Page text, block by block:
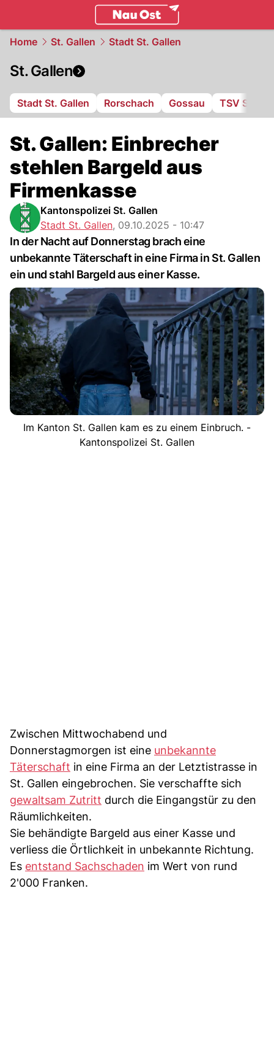
Home St. Gallen Stadt St. Gallen
St. Gallen
Stadt St. Gallen Rorschach Gossau TSV St.
St. Gallen: Einbrecher
stehlen Bargeld aus
Firmenkasse
Kantonspolizei St. Gallen
Stadt St. Gallen, 09.10.2025 - 10:47
In der Nacht auf Donnerstag brach eine
unbekannte Täterschaft in eine Firma in St. Gallen
ein und stahl Bargeld aus einer Kasse.
Im Kanton St. Gallen kam es zu einem Einbruch. -
Kantonspolizei St. Gallen
Zwischen Mittwochabend und
Donnerstagmorgen ist eine unbekannte
Täterschaft in eine Firma an der Letztistrasse in
St. Gallen eingebrochen. Sie verschaffte sich
gewaltsam Zutritt durch die Eingangstür zu den
Räumlichkeiten.
Sie behändigte Bargeld aus einer Kasse und
verliess die Örtlichkeit in unbekannte Richtung.
Es entstand Sachschaden im Wert von rund
2'000 Franken.